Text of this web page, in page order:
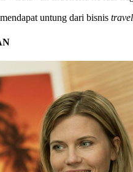
untung dari bisnis